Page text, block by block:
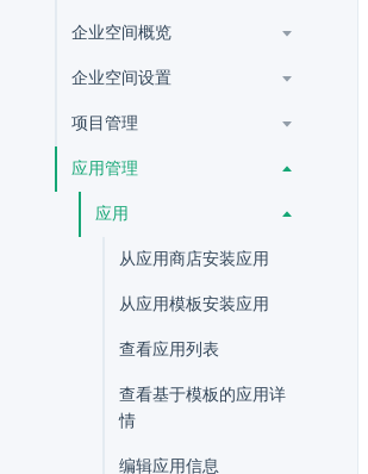
企业空间概览
企业空间设置
项目管理
应用管理
应用
从应用商店安装应用
从应用模板安装应用
查看应用列表
查看基于模板的应用详
情
编辑应用信息